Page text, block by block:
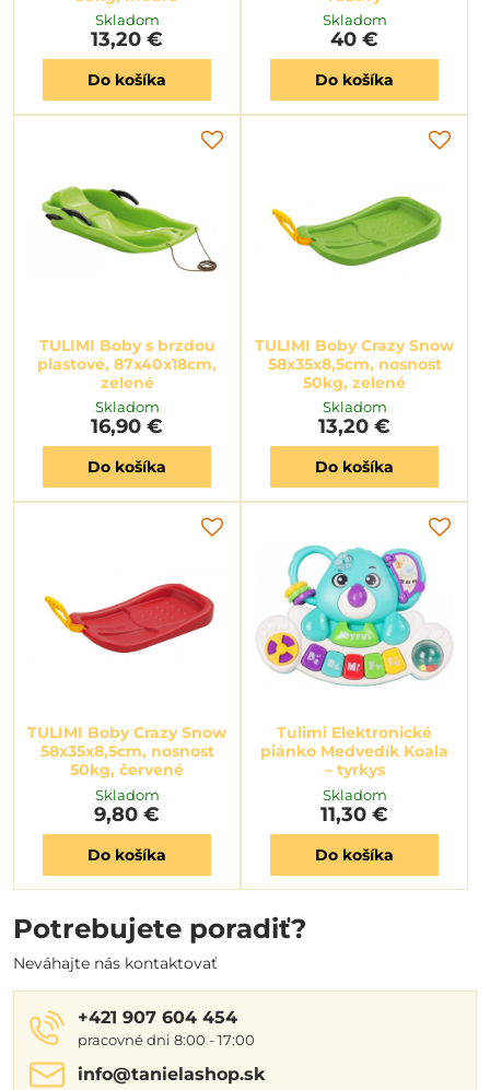
Skladom
13,20 €
Do košíka
Skladom
40 €
Do košíka
TULIMI Boby s brzdou
plastové, 87x40x18cm,
zelené
Skladom
16,90 €
Do košíka
TULIMI Boby Crazy Snow
58x35x8,5cm, nosnost
50kg, zelené
Skladom
13,20 €
Do košíka
TULIMI Boby Crazy Snow
58x35x8,5cm, nosnost
50kg, červené
Skladom
9,80 €
Do košíka
Tulimi Elektronické
piánko Medvedík Koala
– tyrkys
Skladom
11,30 €
Do košíka
Potrebujete poradiť?
Neváhajte nás kontaktovať
+421 907 604 454
pracovné dni 8:00 - 17:00
info​@tanielashop​.sk